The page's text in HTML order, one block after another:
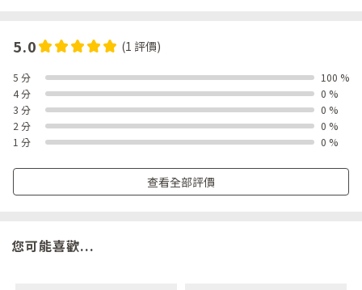
5.0 (1 評價)
5 分
100 %
4 分
0 %
3 分
0 %
2 分
0 %
1 分
0 %
查看全部評價
您可能喜歡...